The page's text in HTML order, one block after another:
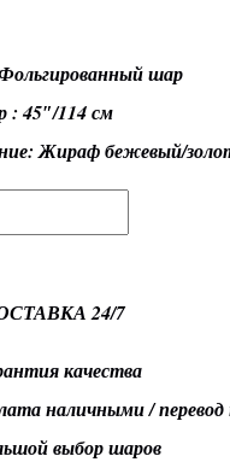
шар
: 45″/114 см
Жираф бежевый/
24/7
качества
наличными / перевод
выбор шаров